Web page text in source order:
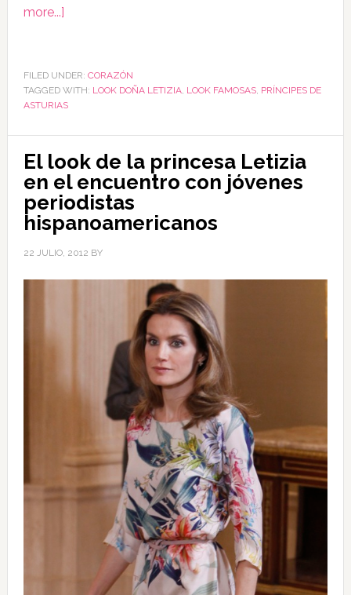
more...]
FILED UNDER: CORAZÓN
TAGGED WITH: LOOK DOÑA LETIZIA, LOOK FAMOSAS, PRÍNCIPES DE
ASTURIAS
El look de la princesa Letizia
en el encuentro con jóvenes
periodistas
hispanoamericanos
22 JULIO, 2012 BY